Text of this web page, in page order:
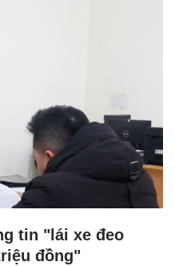
tin "lái xe đeo
đồng"